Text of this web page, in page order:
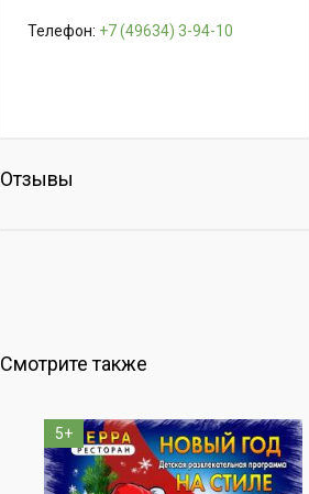
Телефон: +7 (49634) 3-94-10
Отзывы
Смотрите также
5+